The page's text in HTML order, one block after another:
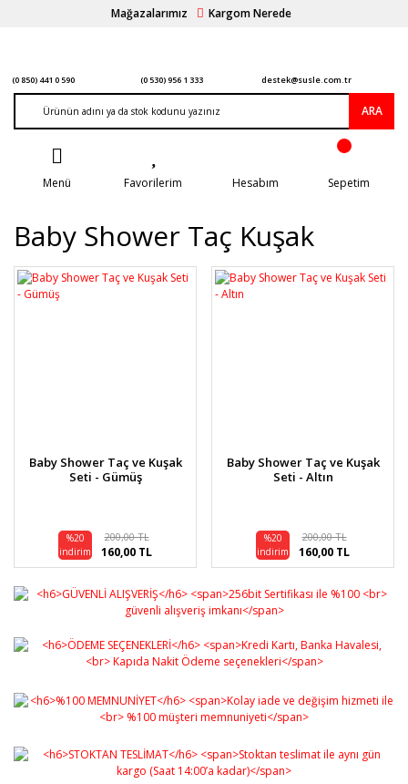
Mağazalarımız Kargom Nerede
(0 850) 441 0 590 (0 530) 956 1 333 destek@susle.com.tr
ARA
Menü Favorilerim Hesabım Sepetim
Baby Shower Taç Kuşak
Baby Shower Taç ve Kuşak
Seti - Gümüş
%20
indirim
200,00 TL
160,00 TL
Baby Shower Taç ve Kuşak
Seti - Altın
%20
indirim
200,00 TL
160,00 TL